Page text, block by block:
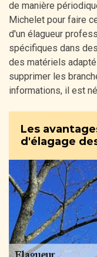
de manière
Michelet pour faire
d'un élagueur
spécifiques dans
des matériels
supprimer les
informations, il est
Les
d'élagage